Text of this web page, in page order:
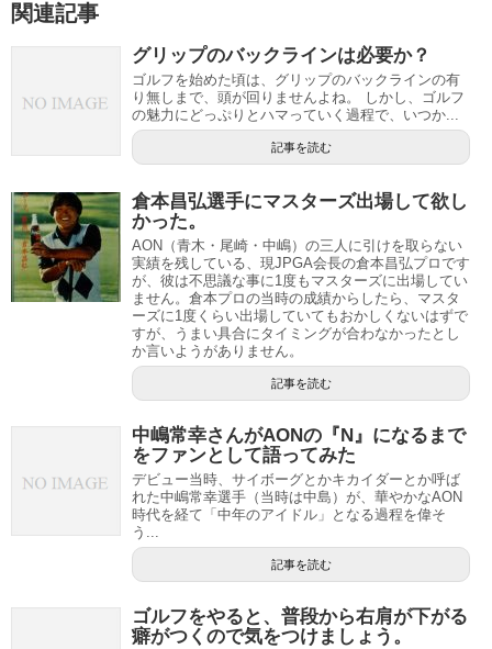
関連記事
グリップのバックラインは必要か？
ゴルフを始めた頃は、グリップのバックラインの有
り無しまで、頭が回りませんよね。 しかし、ゴルフ
の魅力にどっぷりとハマっていく過程で、いつか...
記事を読む
倉本昌弘選手にマスターズ出場して欲し
かった。
AON（青木・尾崎・中嶋）の三人に引けを取らない
実績を残している、現JPGA会長の倉本昌弘プロです
が、彼は不思議な事に1度もマスターズに出場してい
ません。倉本プロの当時の成績からしたら、マスタ
ーズに1度くらい出場していてもおかしくないはずで
すが、うまい具合にタイミングが合わなかったとし
か言いようがありません。
記事を読む
中嶋常幸さんがAONの『N』になるまで
をファンとして語ってみた
デビュー当時、サイボーグとかキカイダーとか呼ば
れた中嶋常幸選手（当時は中島）が、華やかなAON
時代を経て「中年のアイドル」となる過程を偉そ
う...
記事を読む
ゴルフをやると、普段から右肩が下がる
癖がつくので気をつけましょう。